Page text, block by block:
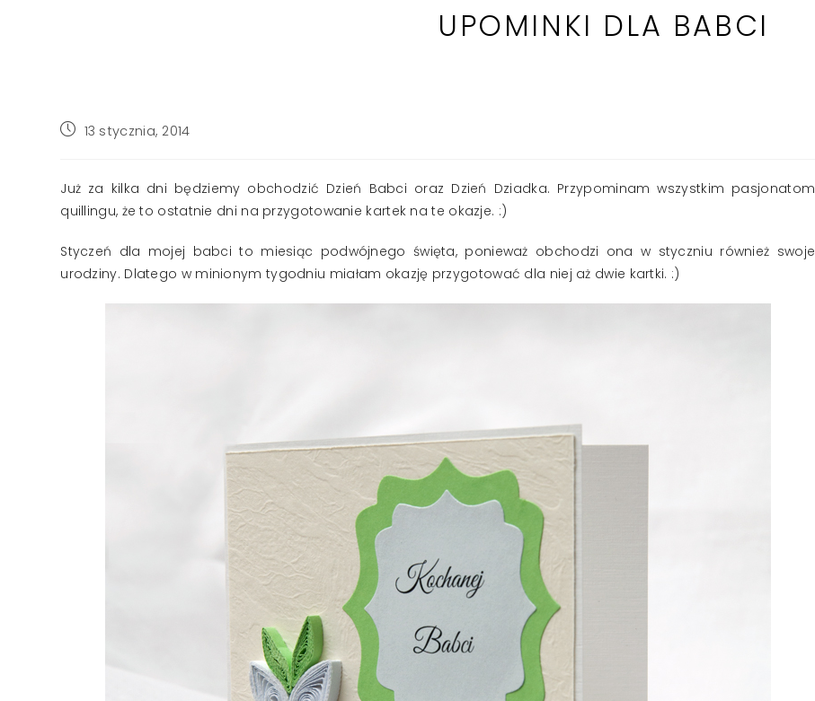
UPOMINKI DLA BABCI
Post13 stycznia, 2014
Już za kilka dni będziemy obchodzić Dzień Babci oraz Dzień Dziadka. Przypominam wszystkim pasjonatom
quillingu, że to ostatnie dni na przygotowanie kartek na te okazje. :)
Styczeń dla mojej babci to miesiąc podwójnego święta, ponieważ obchodzi ona w styczniu również swoje
urodziny. Dlatego w minionym tygodniu miałam okazję przygotować dla niej aż dwie kartki. :)